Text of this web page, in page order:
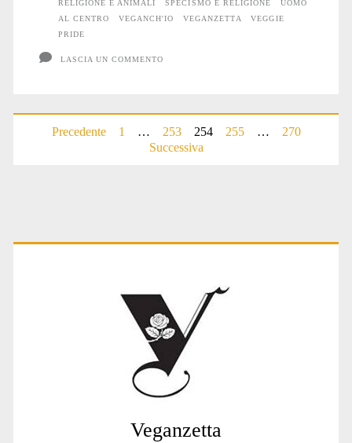
RELIGIONE E ANIMALI
SPECISMO E RELIGIONE
UOMO
AL CENTRO
VEGANCH'IO VEGANZETTA
VEGGIE
PRIDE
LASCIA UN COMMENTO
Paginazione
Precedente 1 … 253 254 255 …
270
Successiva
Primary
Veganzetta